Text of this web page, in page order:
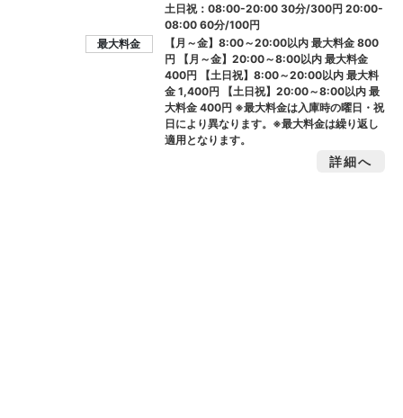
土日祝：08:00-20:00 30分/300円 20:00-
08:00 60分/100円
最大料金
【月～金】8:00～20:00以内 最大料金800
円
【月～金】20:00～8:00以内 最大料金
400円
【土日祝】8:00～20:00以内 最大料
金1,400円
【土日祝】20:00～8:00以内 最
大料金400円 ※最大料金は入庫時の曜日・祝
日により異なります。※最大料金は繰り返し
適用となります。
詳細へ